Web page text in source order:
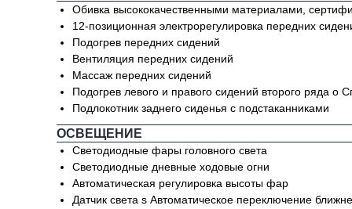
Обивка высококачественными материалами,
12-позиционная электрорегулировка передних
Подогрев передних сидений
Вентиляция передних сидений
Массаж передних сидений
Подогрев левого и правого сидений второго ряда o
Подлокотник заднего сиденья с подстаканниками
ОСВЕЩЕНИЕ
Светодиодные фары головного света
Светодиодные дневные ходовые огни
Автоматическая регулировка высоты фар
Датчик света s Автоматическое переключение